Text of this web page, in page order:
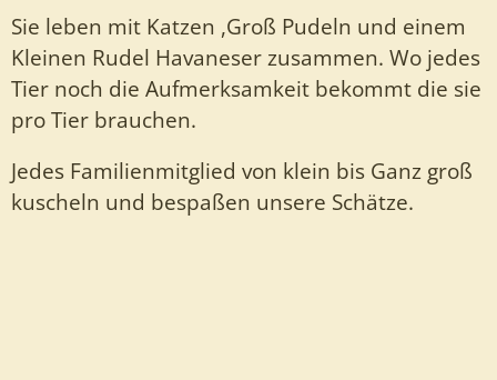
Sie leben mit Katzen ,Groß Pudeln und einem
Kleinen Rudel Havaneser zusammen. Wo jedes
Tier noch die Aufmerksamkeit bekommt die sie
pro Tier brauchen.
Jedes Familienmitglied von klein bis Ganz groß
kuscheln und bespaßen unsere Schätze.